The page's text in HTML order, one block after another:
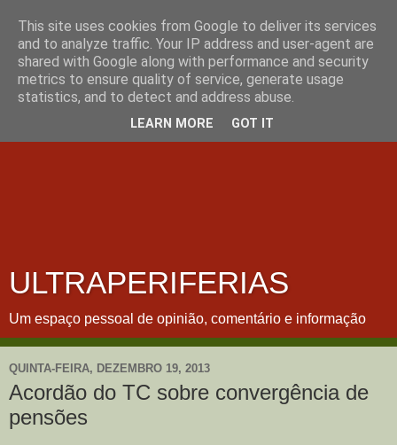
ULTRAPERIFERIAS
Um espaço pessoal de opinião, comentário e informação
QUINTA-FEIRA, DEZEMBRO 19, 2013
Acordão do TC sobre convergência de
pensões
This site uses cookies from Google to deliver its services
and to analyze traffic. Your IP address and user-agent are
shared with Google along with performance and security
metrics to ensure quality of service, generate usage
statistics, and to detect and address abuse.
LEARN MORE GOT IT